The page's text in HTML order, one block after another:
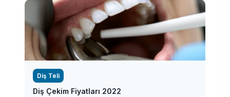
Diş Teli
Diş Çekim Fiyatları 2022